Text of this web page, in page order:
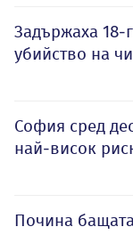
Задържаха 18-
убийство на
София сред
най-висок
Почина